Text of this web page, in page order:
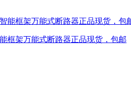
框架万能式断路器正品现货，包邮